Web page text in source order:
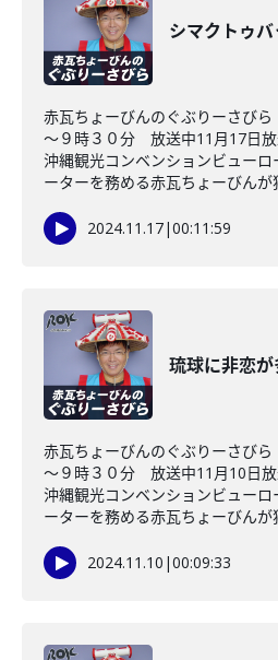
シマクトゥバ
赤瓦ちょーびんのぐぶりーさび
～９時３０分 放送中11月17日
沖縄観光コンベンションビュー
ーターを務める赤瓦ちょーびんが
2024.11.17|00:11:59
琉球に非恋
赤瓦ちょーびんのぐぶりーさび
～９時３０分 放送中11月10日
沖縄観光コンベンションビュー
ーターを務める赤瓦ちょーびんが
2024.11.10 |00:09:33